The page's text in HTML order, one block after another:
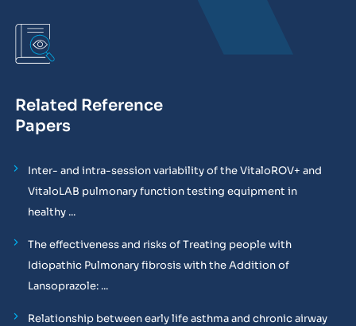
Related Reference
Papers
Inter- and intra-session variability of the VitaloROV+ and
VitaloLAB pulmonary function testing equipment in
healthy ...
The effectiveness and risks of Treating people with
Idiopathic Pulmonary fibrosis with the Addition of
Lansoprazole: ...
Relationship between early life asthma and chronic airway